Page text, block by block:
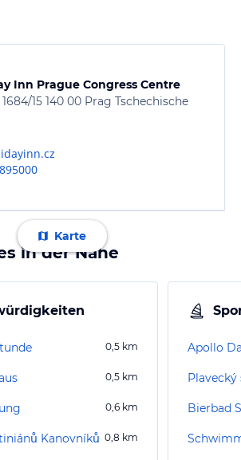
Inn Prague Congress Centre
15 140 00 Prag Tschechische
Karte
in der Nähe
0,5 km
0,5 km
0,6 km
Kanovníků 0,8 km
Apollo
Bierbad